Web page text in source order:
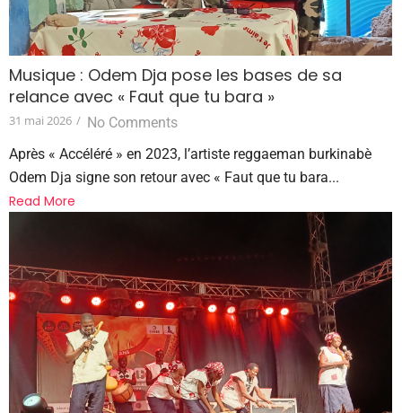
Musique : Odem Dja pose les bases de sa
relance avec « Faut que tu bara »
31 mai 2026 / No Comments
Après « Accéléré » en 2023, l’artiste reggaeman burkinabè
Odem Dja signe son retour avec « Faut que tu bara...
Read More